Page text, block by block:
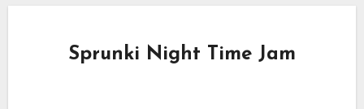
Sprunki Night Time Jam